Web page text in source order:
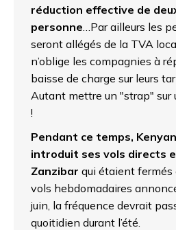
réduction effective de
personne …Par ailleurs les
seront allégés de la TVA
n’oblige les compagnies à
baisse de charge sur leurs
Autant mettre un "strap" sur
!
Pendant ce temps,
introduit ses vols directs
Zanzibar qui étaient fermés
vols hebdomadaires
juin, la fréquence devrait
quoitidien durant l’été.